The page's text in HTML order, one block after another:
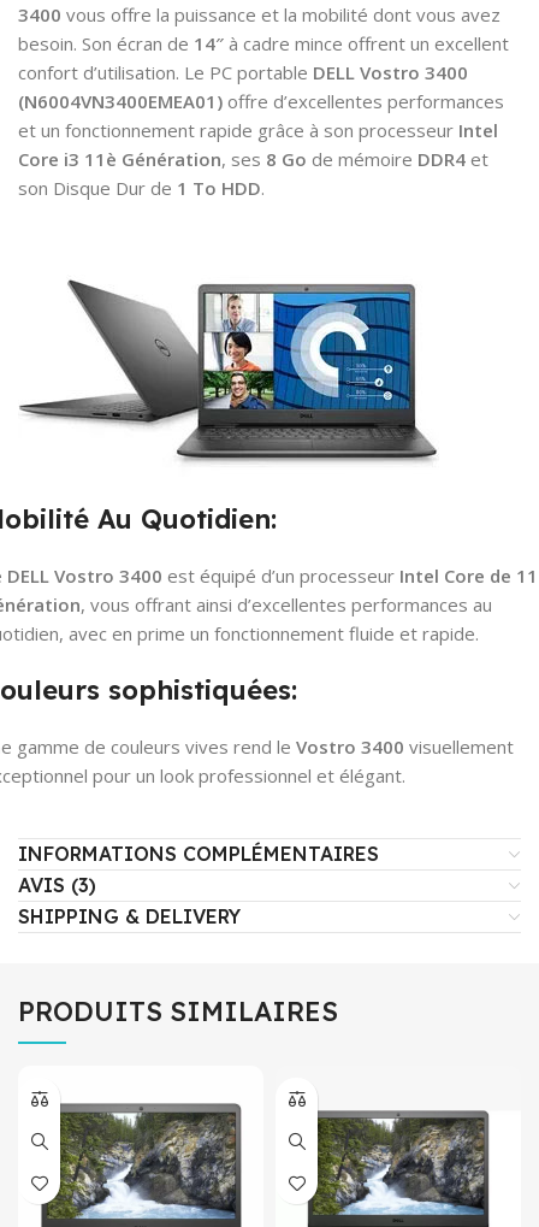
3400 vous offre la puissance et la mobilité dont vous avez
besoin. Son écran de 14″ à cadre mince offrent un excellent
confort d’utilisation. Le PC portable DELL Vostro 3400
(N6004VN3400EMEA01) offre d’excellentes performances
et un fonctionnement rapide grâce à son processeur Intel
Core i3 11è Génération, ses 8 Go de mémoire DDR4 et
son Disque Dur de 1 To HDD.
Au Quotidien:
DELL Vostro 3400 est équipé d’un processeur Intel Core de
, vous offrant ainsi d’excellentes performances au
avec en prime un fonctionnement fluide et rapide.
sophistiquées:
gamme de couleurs vives rend le Vostro 3400 visuellement
pour un look professionnel et élégant.
INFORMATIONS COMPLÉMENTAIRES
AVIS (3)
SHIPPING & DELIVERY
PRODUITS SIMILAIRES